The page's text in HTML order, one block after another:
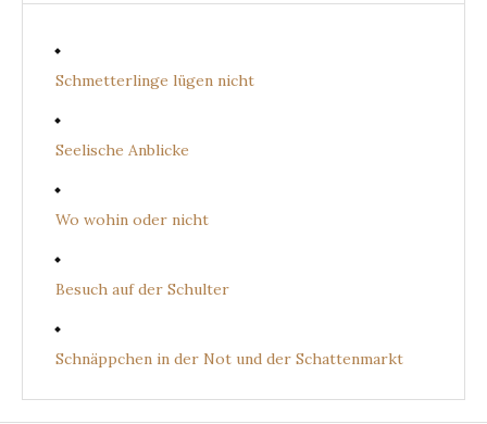
Schmetterlinge lügen nicht
Seelische Anblicke
Wo wohin oder nicht
Besuch auf der Schulter
Schnäppchen in der Not und der Schattenmarkt